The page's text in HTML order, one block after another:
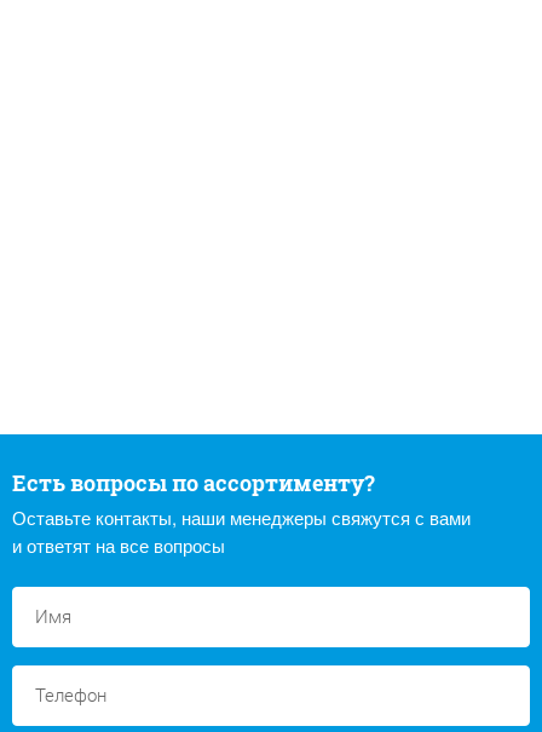
Есть вопросы по ассортименту?
Оставьте контакты, наши менеджеры свяжутся с вами
и ответят на все вопросы